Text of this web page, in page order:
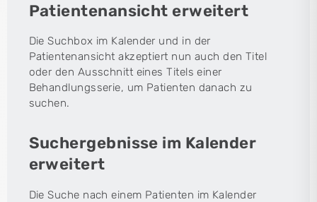
Patientenansicht erweitert
Die Suchbox im Kalender und in der
Patientenansicht akzeptiert nun auch den Titel
oder den Ausschnitt eines Titels einer
Behandlungsserie, um Patienten danach zu
suchen.
Suchergebnisse im Kalender
erweitert
Die Suche nach einem Patienten im Kalender